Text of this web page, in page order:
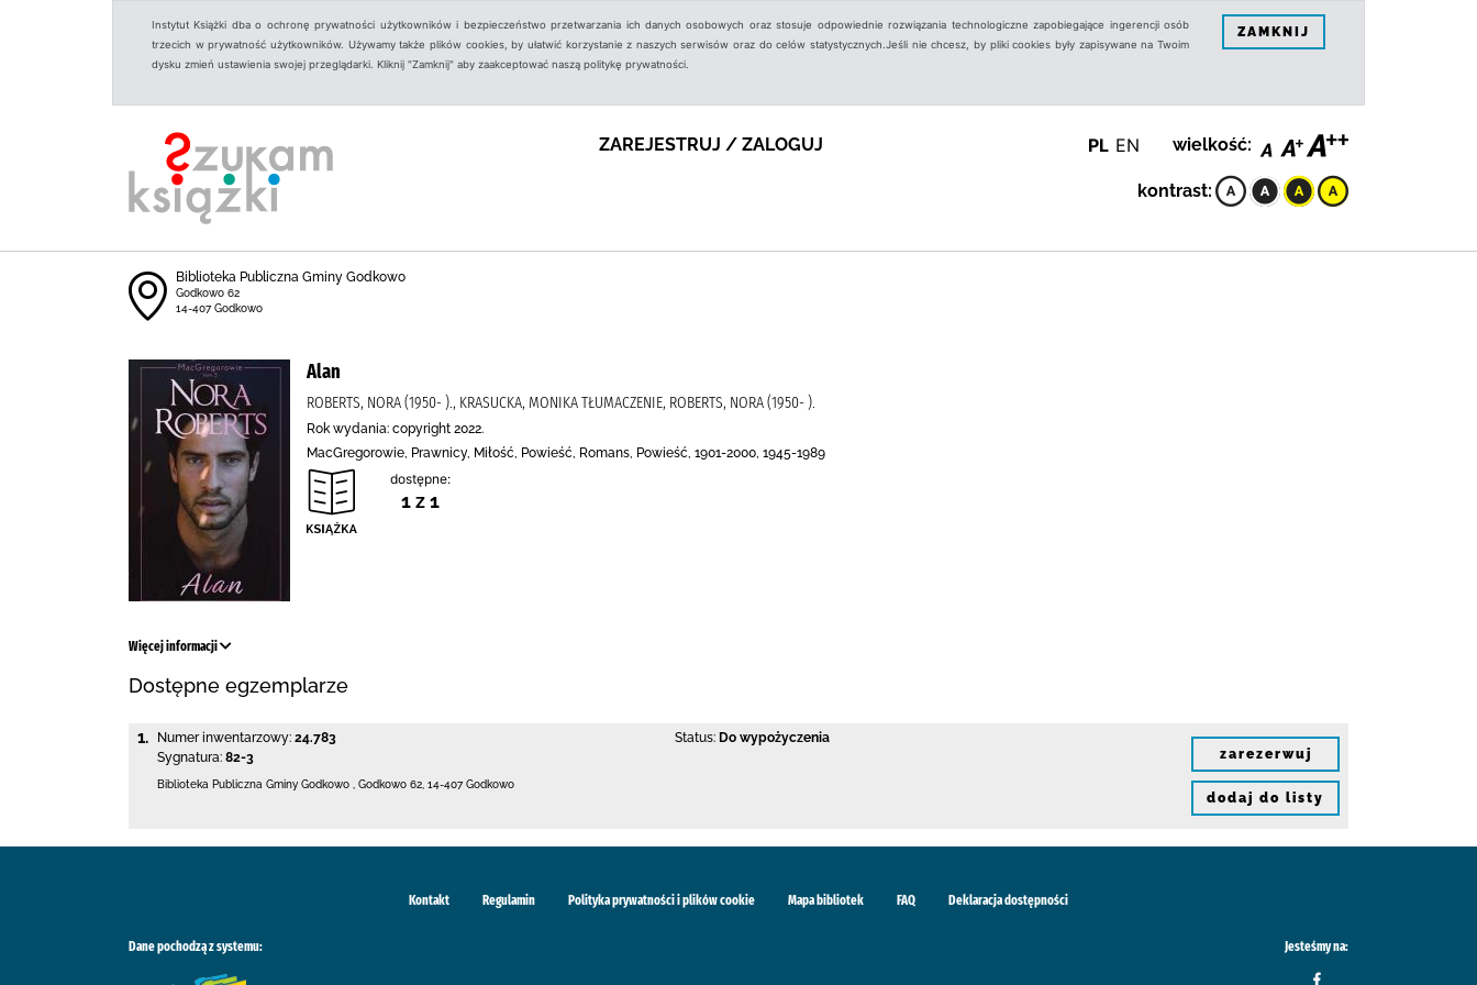
Instytut Książki dba o ochronę prywatności użytkowników i bezpieczeństwo przetwarzania ich danych osobowych oraz stosuje odpowiednie rozwiązania technologiczne zapobiegające ingerencji osób
trzecich w prywatność użytkowników. Używamy także plików cookies, by ułatwić korzystanie z naszych serwisów oraz do celów statystycznych.Jeśli nie chcesz, by pliki cookies były zapisywane na Twoim
dysku zmień ustawienia swojej przeglądarki. Kliknij "Zamknij" aby zaakceptować naszą politykę prywatności.
ZAMKNIJ
ZAREJESTRUJ / ZALOGUJ PL EN wielkość:
kontrast:
Biblioteka Publiczna Gminy Godkowo
Godkowo 62
14-407 Godkowo
Alan
ROBERTS, NORA (1950- )., KRASUCKA, MONIKA TŁUMACZENIE, ROBERTS, NORA (1950- ).
Rok wydania: copyright 2022.
MacGregorowie, Prawnicy, Miłość, Powieść, Romans, Powieść, 1901-2000, 1945-1989
dostępne:
1 z 1
Więcej informacji
Dostępne egzemplarze
1. Numer inwentarzowy: 24.783
Sygnatura: 82-3
Status: Do wypożyczenia
Biblioteka Publiczna Gminy Godkowo Godkowo 62 14-407 Godkowo
zarezerwuj
dodaj do listy
Kontakt Regulamin Polityka prywatności i plików cookie Mapa bibliotek FAQ Deklaracja dostępności
Dane pochodzą z systemu: Jesteśmy na: